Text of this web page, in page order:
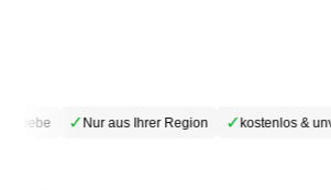
✓Nur aus Ihrer Region ✓kostenlos &